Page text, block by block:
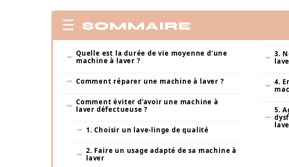
SOMMAIRE
Quelle est la durée de vie moyenne d’une
machine à laver ?
Comment réparer une machine à laver ?
Comment éviter d’avoir une machine à
laver défectueuse ?
1. Choisir un lave-linge de qualité
2. Faire un usage adapté de sa machine à
laver
3.
4.
5.